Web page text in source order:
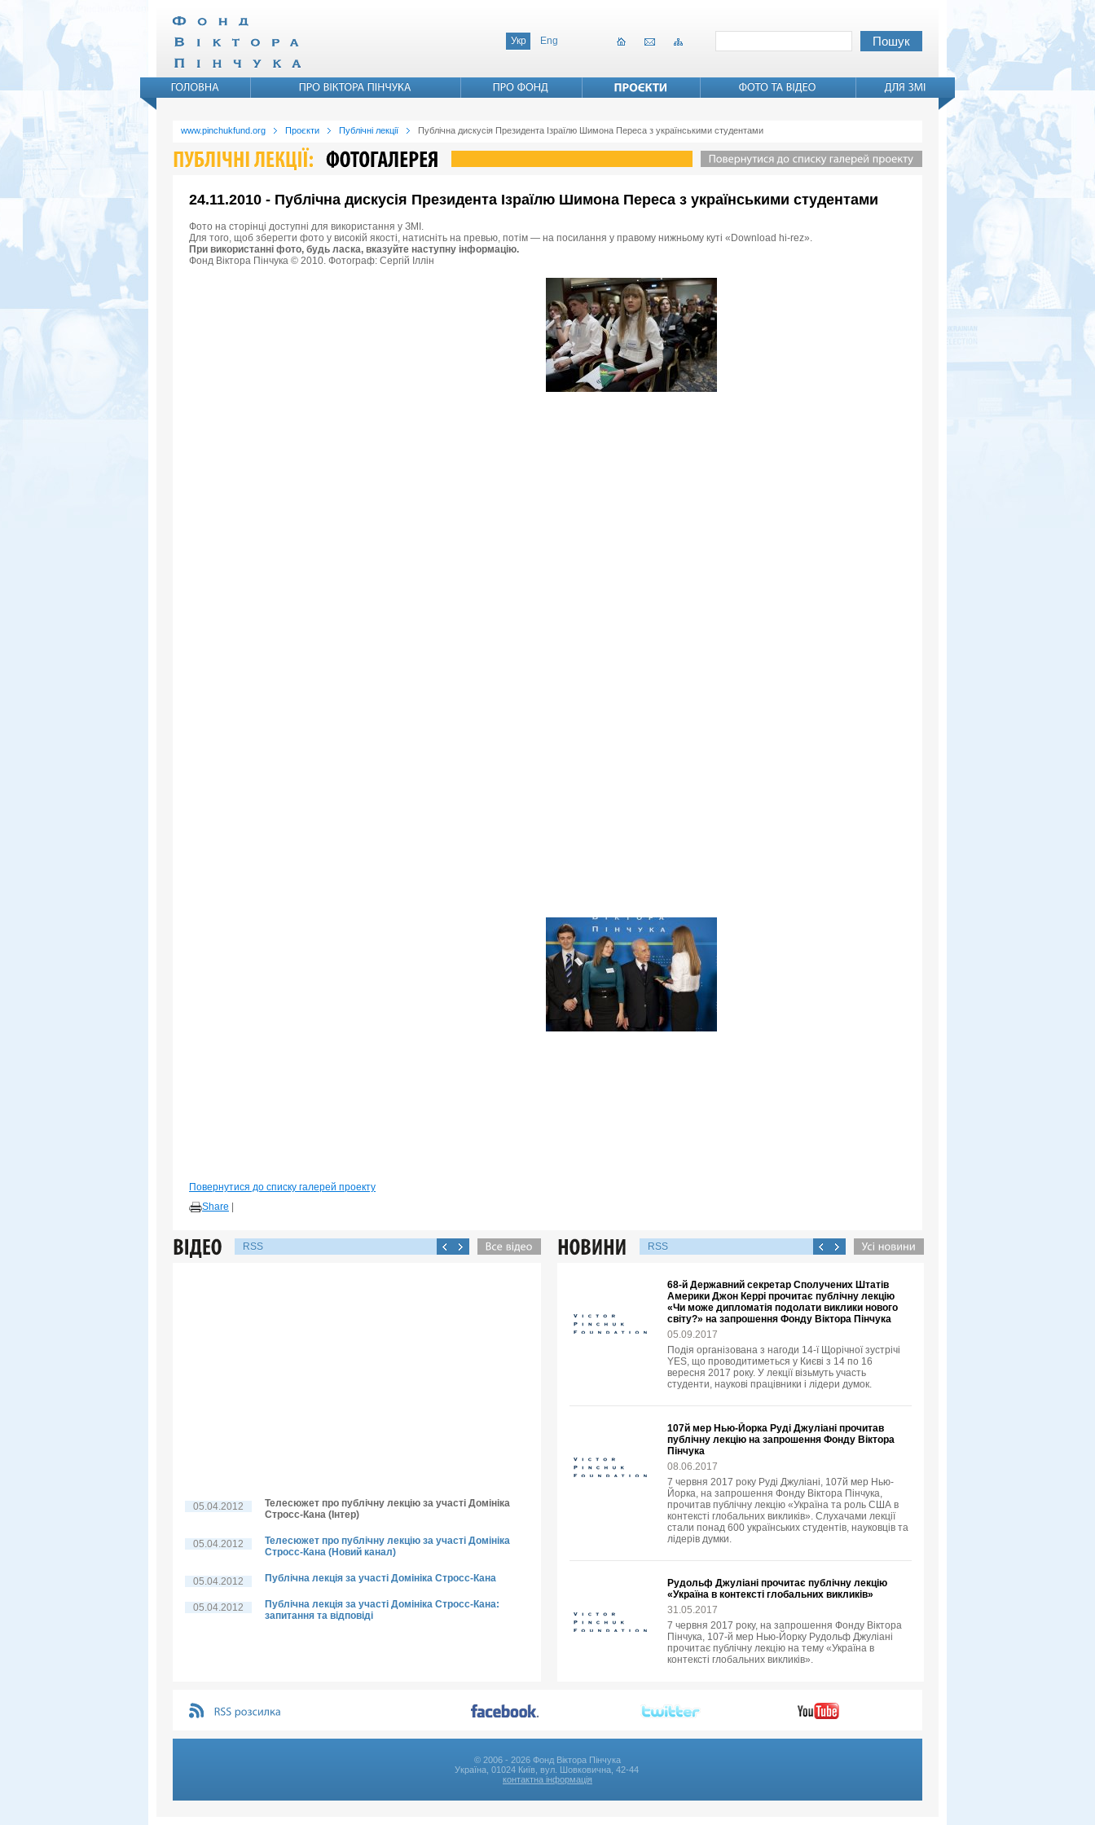
Укр Eng
www.pinchukfund.org Проєкти Публічні лекції Публічна дискусія Президента Ізраїлю Шимона Переса з українськими студентами
24.11.2010 - Публічна дискусія Президента Ізраїлю Шимона Переса з українськими студентами
Фото на сторінці доступні для використання у ЗМІ.
Для того, щоб зберегти фото у високій якості, натисніть на превью, потім — на посилання у правому нижньому куті «Download hi-rez».
При використанні фото, будь ласка, вказуйте наступну інформацію.
Фонд Віктора Пінчука © 2010. Фотограф: Сергій Іллін
Повернутися до списку галерей проекту
Share
RSS
05.04.2012
Телесюжет про публічну лекцію за участі Домініка
Стросс-Кана (Інтер)
05.04.2012
Телесюжет про публічну лекцію за участі Домініка
Стросс-Кана (Новий канал)
05.04.2012 Публічна лекція за участі Домініка Стросс-Кана
05.04.2012
Публічна лекція за участі Домініка Стросс-Кана:
запитання та відповіді
RSS
68-й Державний секретар Сполучених Штатів
Америки Джон Керрі прочитає публічну лекцію
«Чи може дипломатія подолати виклики нового
світу?» на запрошення Фонду Віктора Пінчука
05.09.2017
Подія організована з нагоди 14-ї Щорічної зустрічі
YES, що проводитиметься у Києві з 14 по 16
вересня 2017 року. У лекції візьмуть участь
студенти, наукові працівники і лідери думок.
107й мер Нью-Йорка Руді Джуліані прочитав
публічну лекцію на запрошення Фонду Віктора
Пінчука
08.06.2017
7 червня 2017 року Руді Джуліані, 107й мер Нью-
Йорка, на запрошення Фонду Віктора Пінчука,
прочитав публічну лекцію «Україна та роль США в
контексті глобальних викликів». Слухачами лекції
стали понад 600 українських студентів, науковців та
лідерів думки.
Рудольф Джуліані прочитає публічну лекцію
«Україна в контексті глобальних викликів»
31.05.2017
7 червня 2017 року, на запрошення Фонду Віктора
Пінчука, 107-й мер Нью-Йорку Рудольф Джуліані
прочитає публічну лекцію на тему «Україна в
контексті глобальних викликів».
© 2006 - 2026 Фонд Віктора Пінчука
Україна, 01024 Київ, вул. Шовковична, 42-44
контактна інформація